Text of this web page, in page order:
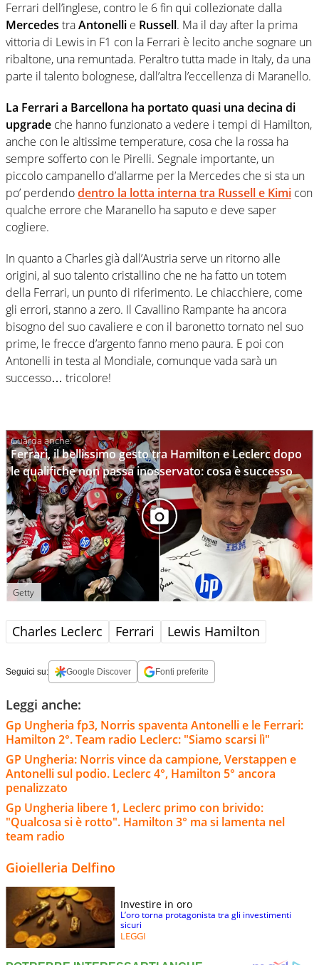
Ferrari dell’inglese, contro le 6 fin qui collezionate dalla
Mercedes traAntonelli e Russell. Ma il day after la prima
vittoria di Lewis in F1 con la Ferrari è lecito anche sognare un
ribaltone, una remuntada. Peraltro tutta made in Italy, da una
parte il talento bolognese, dall’altra l’eccellenza di Maranello.
La Ferrari a Barcellona ha portato quasi una decina di
upgrade che hanno funzionato a vedere i tempi di Hamilton,
anche con le altissime temperature, cosa che la rossa ha
sempre sofferto con le Pirelli. Segnale importante, un
piccolo campanello d’allarme per la Mercedes che si sta un
po’ perdendodentro la lotta interna tra Russell e Kimi con
qualche errore che Maranello ha saputo e deve saper
cogliere.
In quanto a Charles già dall’Austria serve un ritorno alle
origini, al suo talento cristallino che ne ha fatto un totem
della Ferrari, un punto di riferimento. Le chiacchiere, come
gli errori, stanno a zero. Il Cavallino Rampante ha ancora
bisogno del suo cavaliere e con il baronetto tornato nel suo
prime, le frecce d’argento fanno meno paura. E poi con
Antonelli in testa al Mondiale, comunque vada sarà un
successo… tricolore!
Ferrari, il bellissimo gesto tra Hamilton e Leclerc dopo
le qualifiche non passa inosservato: cosa è successo
Getty
Charles Leclerc Ferrari Lewis Hamilton
Seguici su: Google Discover Fonti preferite
Leggi anche:
Gp Ungheria fp3, Norris spaventa Antonelli e le Ferrari:
Hamilton 2°. Team radio Leclerc: "Siamo scarsi lì"
GP Ungheria: Norris vince da campione, Verstappen e
Antonelli sul podio. Leclerc 4°, Hamilton 5° ancora
penalizzato
Gp Ungheria libere 1, Leclerc primo con brivido:
"Qualcosa si è rotto". Hamilton 3° ma si lamenta nel
team radio
Gioielleria Delfino
Investire in oro
L’oro torna protagonista tra gli investimenti
sicuri
LEGGI